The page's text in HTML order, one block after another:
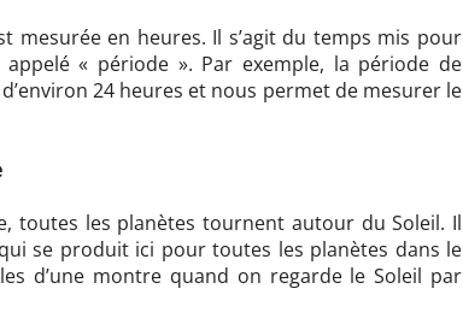
mesurée en heures. Il s’agit du temps mis pour
« période ». Par exemple, la période de
24 heures et nous permet de mesurer le
toutes les planètes tournent autour du Soleil. Il
se produit ici pour toutes les planètes dans le
d’une montre quand on regarde le Soleil par